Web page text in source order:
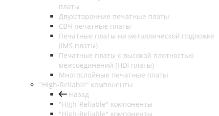
платы
Двухсторонние печатные платы
СВЧ печатные платы
Печатные платы на металлической подложке
(IMS платы)
Печатные платы с высокой плотностью
межсоединений (HDI платы)
Многослойные печатные платы
"High-Reliable" компоненты
Назад
"High-Reliable" компоненты
"High-Reliable" компоненты